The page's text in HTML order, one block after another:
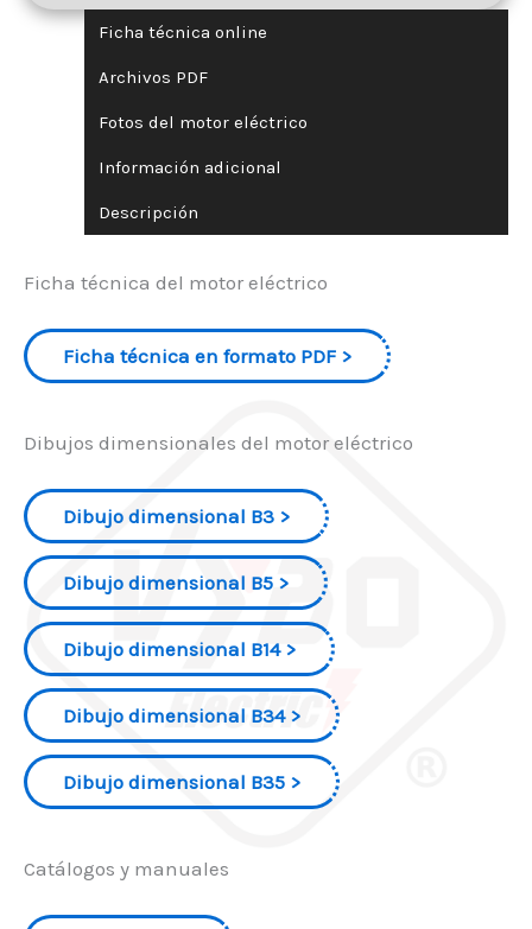
Ficha técnica online
Archivos PDF
Fotos del motor eléctrico
Información adicional
Descripción
Ficha técnica del motor eléctrico
Ficha técnica en formato PDF
Dibujos dimensionales del motor eléctrico
Dibujo dimensional B3
Dibujo dimensional B5
Dibujo dimensional B14
Dibujo dimensional B34
Dibujo dimensional B35
Catálogos y manuales